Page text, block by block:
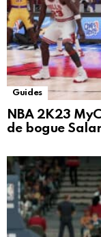
Guides
NBA 2K23
de bogue